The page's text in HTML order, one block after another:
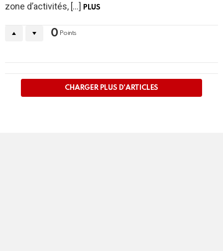
zone d’activités, […]
PLUS
0Points
PLUS
CHARGER PLUS D'ARTICLES